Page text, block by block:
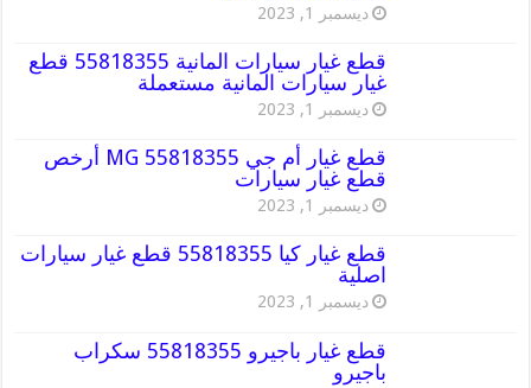
ديسمبر 1, 2023
قطع غيار سيارات المانية 55818355 قطع
غيار سيارات المانية مستعملة
ديسمبر 1, 2023
قطع غيار أم جي MG 55818355 أرخص
قطع غيار سيارات
ديسمبر 1, 2023
قطع غيار كيا 55818355 قطع غيار سيارات
اصلية
ديسمبر 1, 2023
قطع غيار باجيرو 55818355 سكراب
باجيرو